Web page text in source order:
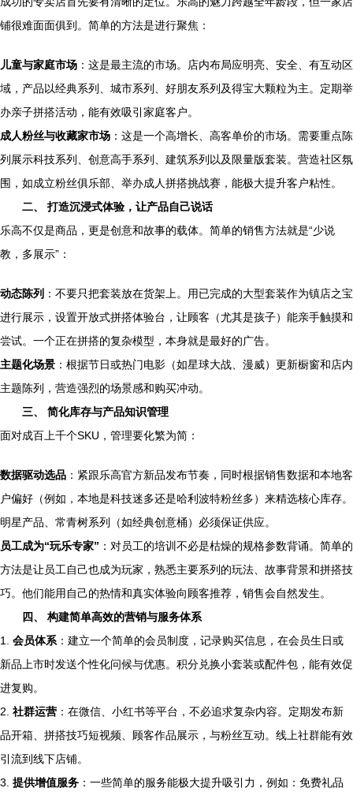
铺很难面面俱到。简单的方法是进行聚焦：
儿童与家庭市场 ：这是最主流的市场。店内布局应明亮、安全、有互动区
域，产品以经典系列、城市系列、好朋友系列及得宝大颗粒为主。定期举
办亲子拼搭活动，能有效吸引家庭客户。
成人粉丝与收藏家市场 ：这是一个高增长、高客单价的市场。需要重点陈
列展示科技系列、创意高手系列、建筑系列以及限量版套装。营造社区氛
围，如成立粉丝俱乐部、举办成人拼搭挑战赛，能极大提升客户粘性。
二、 打造沉浸式体验，让产品自己说话
乐高不仅是商品，更是创意和故事的载体。简单的销售方法就是“少说
教，多展示”：
动态陈列 ：不要只把套装放在货架上。用已完成的大型套装作为镇店之宝
进行展示，设置开放式拼搭体验台，让顾客（尤其是孩子）能亲手触摸和
尝试。一个正在拼搭的复杂模型，本身就是最好的广告。
主题化场景 ：根据节日或热门电影（如星球大战、漫威）更新橱窗和店内
主题陈列，营造强烈的场景感和购买冲动。
三、 简化库存与产品知识管理
面对成百上千个SKU，管理要化繁为简：
数据驱动选品 ：紧跟乐高官方新品发布节奏，同时根据销售数据和本地客
户偏好（例如，本地是科技迷多还是哈利波特粉丝多）来精选核心库存。
明星产品、常青树系列（如经典创意桶）必须保证供应。
员工成为“玩乐专家” ：对员工的培训不必是枯燥的规格参数背诵。简单的
方法是让员工自己也成为玩家，熟悉主要系列的玩法、故事背景和拼搭技
巧。他们能用自己的热情和真实体验向顾客推荐，销售会自然发生。
四、 构建简单高效的营销与服务体系
1. 会员体系 ：建立一个简单的会员制度，记录购买信息，在会员生日或
新品上市时发送个性化问候与优惠。积分兑换小套装或配件包，能有效促
进复购。
2. 社群运营 ：在微信、小红书等平台，不必追求复杂内容。定期发布新
品开箱、拼搭技巧短视频、顾客作品展示，与粉丝互动。线上社群能有效
引流到线下店铺。
3. 提供增值服务 ：一些简单的服务能极大提升吸引力，例如：免费礼品